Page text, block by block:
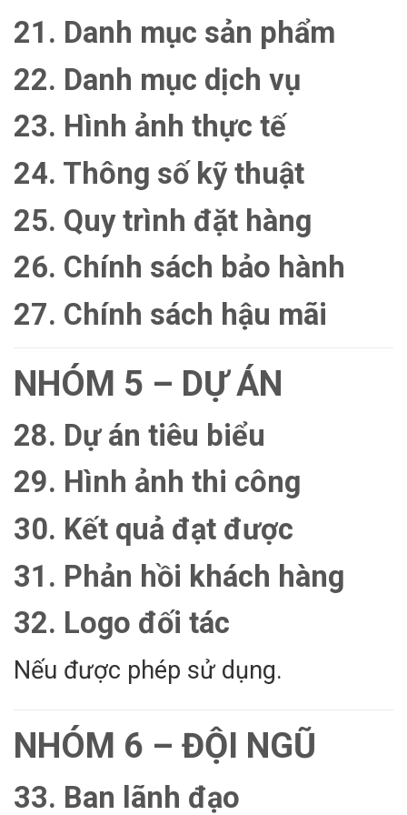
21. Danh mục sản phẩm
22. Danh mục dịch vụ
23. Hình ảnh thực tế
24. Thông số kỹ thuật
25. Quy trình đặt hàng
26. Chính sách bảo hành
27. Chính sách hậu mãi
NHÓM 5 – DỰ ÁN
28. Dự án tiêu biểu
29. Hình ảnh thi công
30. Kết quả đạt được
31. Phản hồi khách hàng
32. Logo đối tác
Nếu được phép sử dụng.
NHÓM 6 – ĐỘI NGŨ
33. Ban lãnh đạo